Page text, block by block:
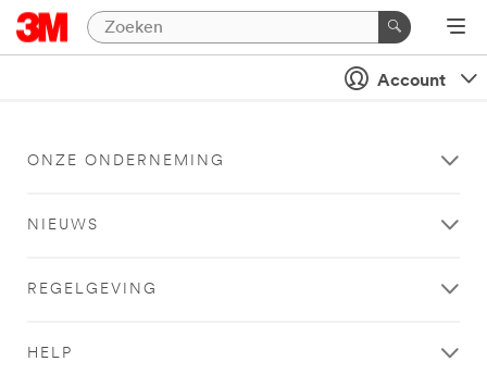
Account
ONZE ONDERNEMING
NIEUWS
REGELGEVING
HELP